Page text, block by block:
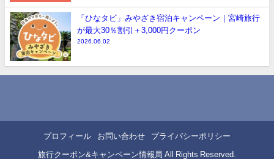
「ひなタビ」みやざき宿泊キャンペーン｜宮崎旅行
が最大30％割引＋3,000円クーポン
2026.06.02
プロフィール お問い合わせ プライバシーポリシー
旅行クーポン&キャンペーン情報局 All Rights Reserved.